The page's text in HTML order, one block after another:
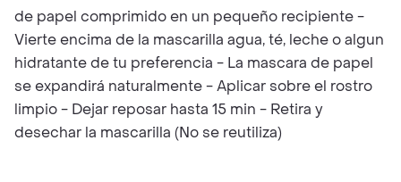
de papel comprimido en un pequeño recipiente -
Vierte encima de la mascarilla agua, té, leche o algun
hidratante de tu preferencia - La mascara de papel
se expandirá naturalmente - Aplicar sobre el rostro
limpio - Dejar reposar hasta 15 min - Retira y
desechar la mascarilla (No se reutiliza)